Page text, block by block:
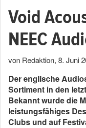
Void
NEEC
von Redaktion, 8. Juni
Der englische
Sortiment in den
Bekannt wurde die
leistungsfähiges
Clubs und auf